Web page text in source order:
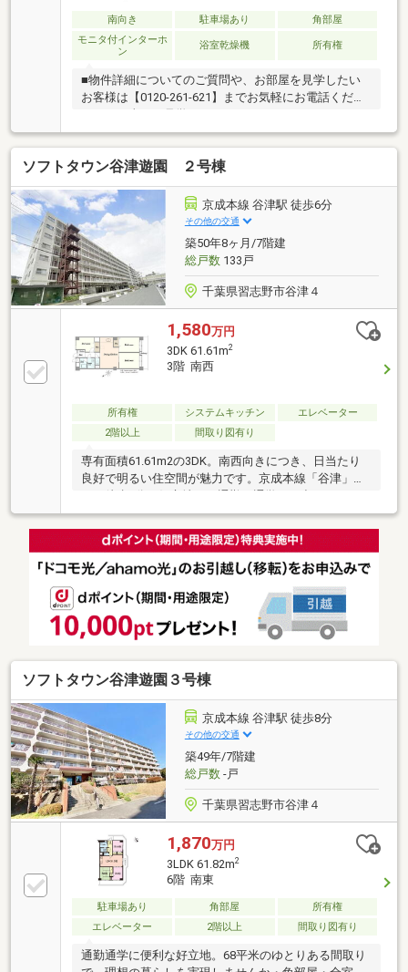
南向き 駐車場あり
角部屋
モニタ付インターホ
ン
浴室乾燥機 所有権
■物件詳細についてのご質問や、お部屋を見学したい
お客様は【0120-261-621】までお気軽にお電話くださ
スは、スター・マイカ・ホールディングス（東証プラ
イム上場）のグループ会社です○令和8年4月30日 リ
フォーム完了・クッションフロア貼替・壁・天井クロ
ス貼替・洗面化粧台水栓交換・キッチン水栓交換・給
湯器交換・シーリングライト取付などご案内・資料の
ご請求はお気軽にご連絡くださいませ ※お電話の場
合：0120-261-621※メールの場合：【資料請求】ボタ
ンをクリック
ソフトタウン谷津遊園 ２号棟
京成本線 谷津駅 徒歩6分
その他の交通
築50年8ヶ月/7階建
総戸数133戸
千葉県習志野市谷津４
1,580万円
3DK 61.61m2
3階 南西
所有権 システムキッチン
エレベーター
2階以上
間取り図有り
専有面積61.61m2の3DK。南西向きにつき、日当たり
良好で明るい住空間が魅力です。京成本線「谷津」駅
便利な環境です。【おすすめポイント】・エレベータ
ー2基設置で朝夕の移動もスムーズ・使い勝手の良い
3DKの間取り生活利便性と住みやすさを兼ね備えた、
幅広い世代におすすめの住戸です。本物件に関するご
せください。ご連絡を心よりお待ちしております。
ソフトタウン谷津遊園３号棟
京成本線 谷津駅 徒歩8分
その他の交通
築49年/7階建
総戸数-戸
千葉県習志野市谷津４
1,870万円
3LDK 61.82m2
6階 南東
駐車場あり 角部屋
所有権
エレベーター
2階以上 間取り図有り
通勤通学に便利な好立地。68平米のゆとりある間取り